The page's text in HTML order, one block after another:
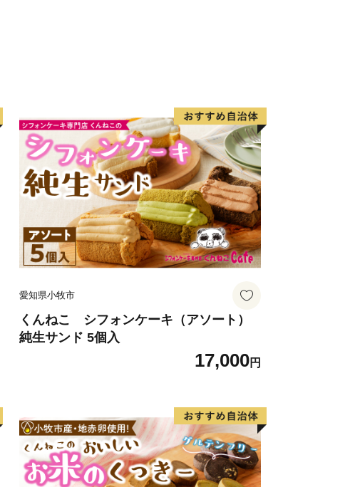
ただける方々から寄附金を募り、その貴重
んに愛される個性あるふるさとづくりを進
愛知県小牧市
くんねこ シフォンケーキ（アソート）
純生サンド 5個入
17,000円